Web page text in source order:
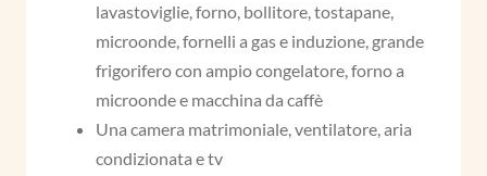
lavastoviglie, forno, bollitore, tostapane,
microonde, fornelli a gas e induzione, grande
frigorifero con ampio congelatore, forno a
microonde e macchina da caffè
Una camera matrimoniale, ventilatore, aria
condizionata e tv